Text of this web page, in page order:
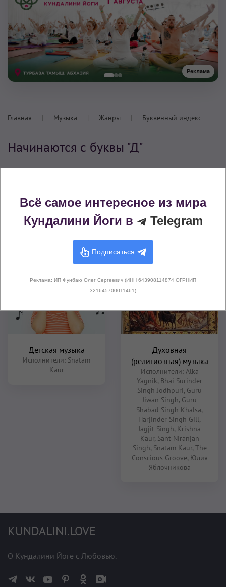
Реклама
Главная Музыка Жанры Буквенный индекс
Начинаются с буквы "Д"
Найдено среди элементов
Детская музыка
Исполнители: Snatam
Kaur
Духовная
(религиозная) музыка
Исполнители: Alka
Yagnik, Bhai Surinder
Singh Jodhpuri, Guru
Jiwan Singh, Guru
Shabad Singh Khalsa,
Harjinder Singh Gill,
Jagjit Singh, Krishna
Kaur, Sant Niranjan
Singh, Snatam Kaur, The
Conscious Groove, Юлия
Яблочникова
KUNDALINI.LOVE
О Кундалини Йоге с Любовью.
Всё самое интересное из мира
Кундалини Йоги в
Telegram
Подписаться
Реклама: ИП Фунбаю Олег Сергеевич (ИНН 643908114874 ОГРНИП
321645700011461)